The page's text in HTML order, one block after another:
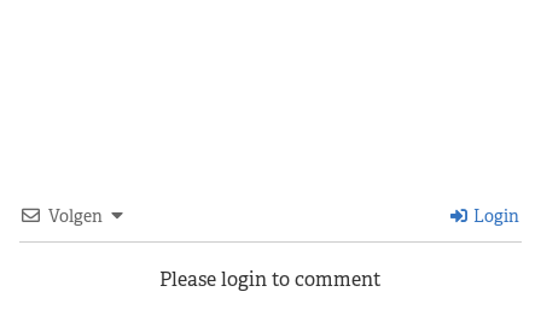
Volgen Login
Please login to comment